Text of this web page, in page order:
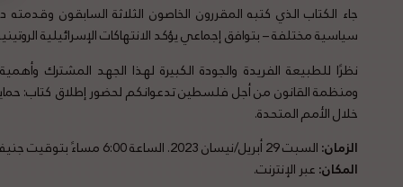
جاء الكتاب الذي كتبه المقررون الخاصون الثلاثة السابقون
سياسية مختلفة – بتوافق إجماعي يؤكد الانتهاكات الإسرائيلية
نظرًا للطبيعة الفريدة والجودة الكبيرة لهذا الجهد المشترك
ومنظمة القانون من أجل فلسطين تدعوانكم لحضور إطلاق كتاب:
خلال الأمم المتحدة.
الزمان:السبت 29 أبريل/نيسان 2023. الساعة 6:00 مساءً بتوقيت جنيف (7:00 مساءً بتوقيت القدس).
المكان:عبر الإنترنت.